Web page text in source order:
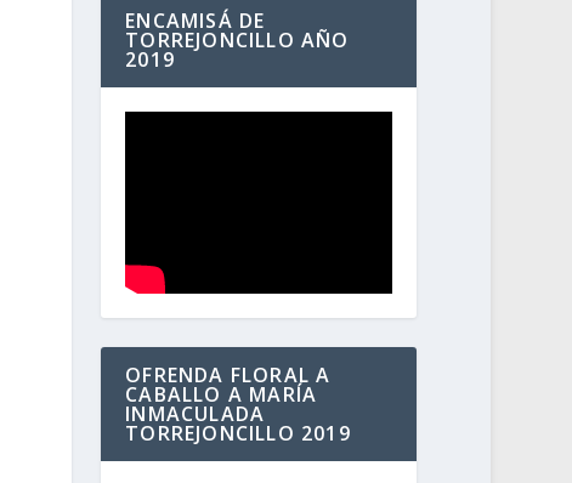
ENCAMISÁ DE
TORREJONCILLO AÑO
2019
OFRENDA FLORAL A
CABALLO A MARÍA
INMACULADA
TORREJONCILLO 2019